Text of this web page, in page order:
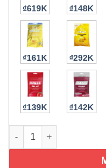
₫619K ₫148K
₫161K ₫292K
₫139K ₫142K
Kẹo Halls thông cổ,